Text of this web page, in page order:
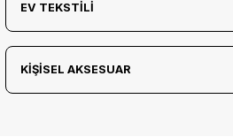
EV TEKSTİLİ
KİŞİSEL AKSESUAR